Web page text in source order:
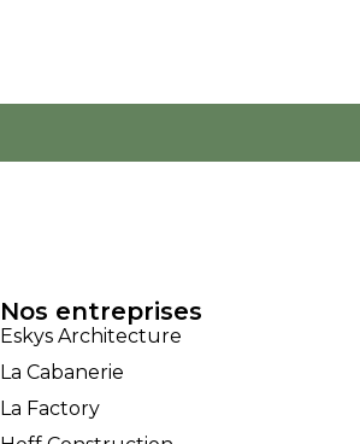
Nos entreprises
Eskys Architecture
La Cabanerie
La Factory